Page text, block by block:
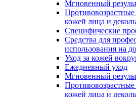
Мгновенный
Противовозрастные
кожей лица и
Специфические
Средства для
использования на
Уход за кожей
Ежедневный уход
Мгновенный
Противовозрастные
кожей лица и